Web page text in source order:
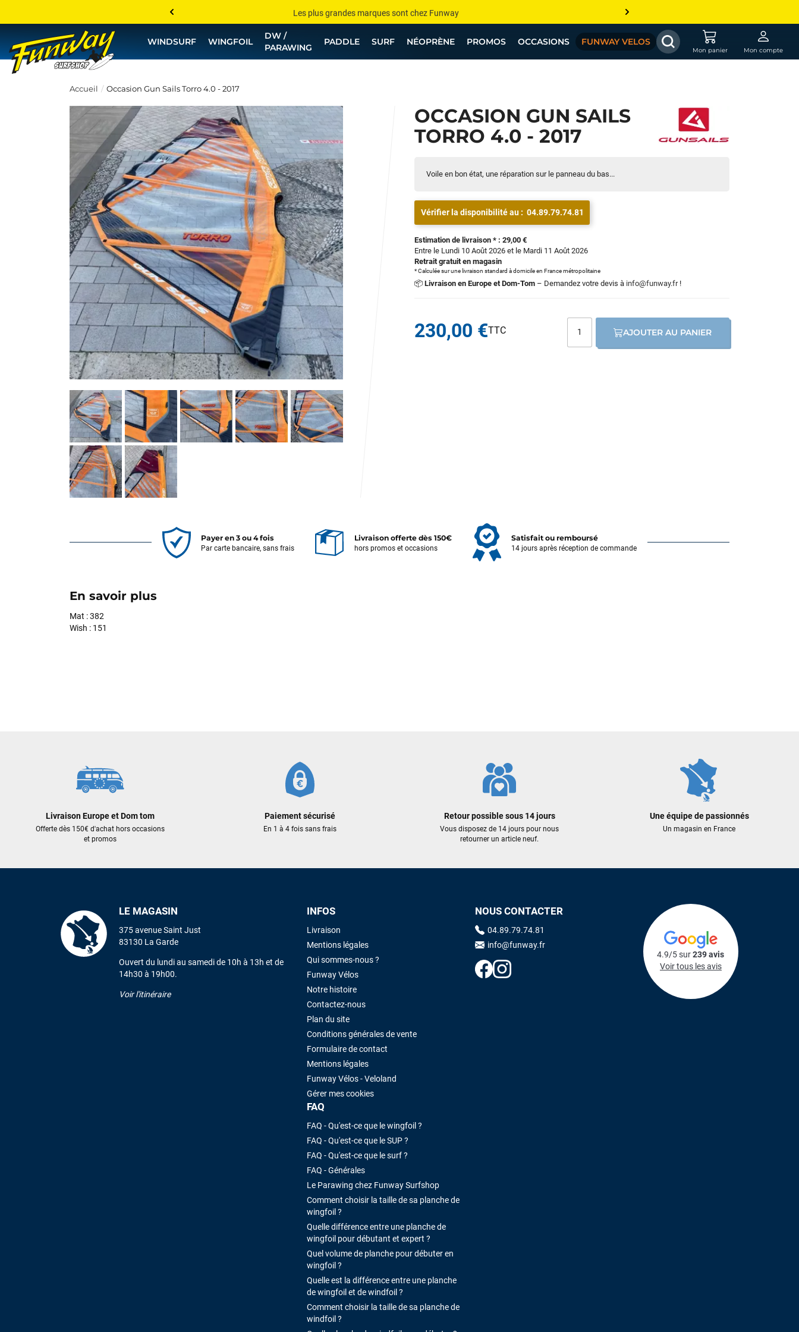
Les plus grandes marques sont chez Funway
Jusqu’à -75% de remise sur le windsurf, wingfoil, etc...
💰 Meilleur prix garanti — Moins cher ailleurs ? On s’aligne !
WINDSURF WINGFOIL
DW /
PARAWING
PADDLE SURF NÉOPRÈNE PROMOS OCCASIONS FUNWAY VELOS
Mon panier Mon compte
Accueil Occasion Gun Sails Torro 4.0 - 2017
OCCASION GUN SAILS
TORRO 4.0 - 2017
Voile en bon état, une réparation sur le panneau du bas...
Vérifier la disponibilité au : 04.89.79.74.81
Estimation de livraison * : 29,00 €
Entre le Lundi 10 Août 2026 et le Mardi 11 Août 2026
Retrait gratuit en magasin
* Calculée sur une livraison standard à domicile en France métropolitaine
📦 Livraison en Europe et Dom-Tom – Demandez votre devis à info@funway.fr!
230,00 € AJOUTER AU PANIER
Payer en 3 ou 4 fois
Par carte bancaire, sans frais
Livraison offerte dès 150€
hors promos et occasions
Satisfait ou remboursé
14 jours après réception de commande
En savoir plus
Mat : 382
Wish : 151
Livraison Europe et Dom tom
Offerte dès 150€ d'achat hors occasions
et promos
Paiement sécurisé
En 1 à 4 fois sans frais
Retour possible sous 14 jours
Vous disposez de 14 jours pour nous
retourner un article neuf.
Une équipe de passionnés
Un magasin en France
LE MAGASIN
375 avenue Saint Just
83130 La Garde
Ouvert du lundi au samedi de 10h à 13h et de
14h30 à 19h00.
Voir l'itinéraire
INFOS
Livraison
Mentions légales
Qui sommes-nous ?
Funway Vélos
Notre histoire
Contactez-nous
Plan du site
Conditions générales de vente
Formulaire de contact
Mentions légales
Funway Vélos - Veloland
Gérer mes cookies
FAQ
FAQ - Qu'est-ce que le wingfoil ?
FAQ - Qu'est-ce que le SUP ?
FAQ - Qu'est-ce que le surf ?
FAQ - Générales
Le Parawing chez Funway Surfshop
Comment choisir la taille de sa planche de
wingfoil ?
Quelle différence entre une planche de
wingfoil pour débutant et expert ?
Quel volume de planche pour débuter en
wingfoil ?
Quelle est la différence entre une planche
de wingfoil et de windfoil ?
Comment choisir la taille de sa planche de
windfoil ?
NOUS CONTACTER
04.89.79.74.81
info@funway.fr
4.9/5 sur239 avis
Voir tous les avis
Sébastien BACHELIER
Cela faisait 6 mois que je galérais à remplacer ma board eux m'ont
trouvé une pépite à laquelle je n'aurais jamais pensé ! Excellent conseil
excellent prix et en plus super sympas. Merci encore pour cette severne
VOIR TOUS LES AVIS LAISSER UN AVIS